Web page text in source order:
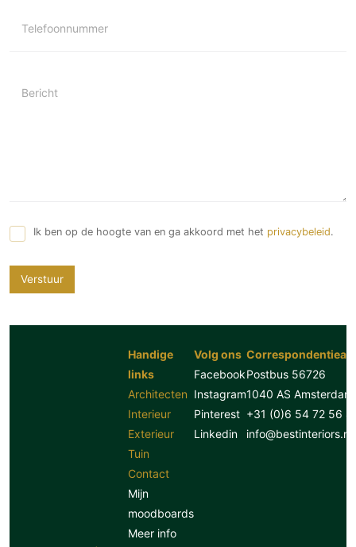
Telefoonnummer
Bericht
Ik ben op de hoogte van en ga akkoord met het privacybeleid.
Verstuur
Handige
links
Architecten
Interieur
Exterieur
Tuin
Contact
Mijn
moodboards
Meer info
Volg ons
Facebook
Instagram
Pinterest
Linkedin
Postbus 56726
1040 AS Amsterdam
+31 (0)6 54 72 56
info@bestinteriors.nl